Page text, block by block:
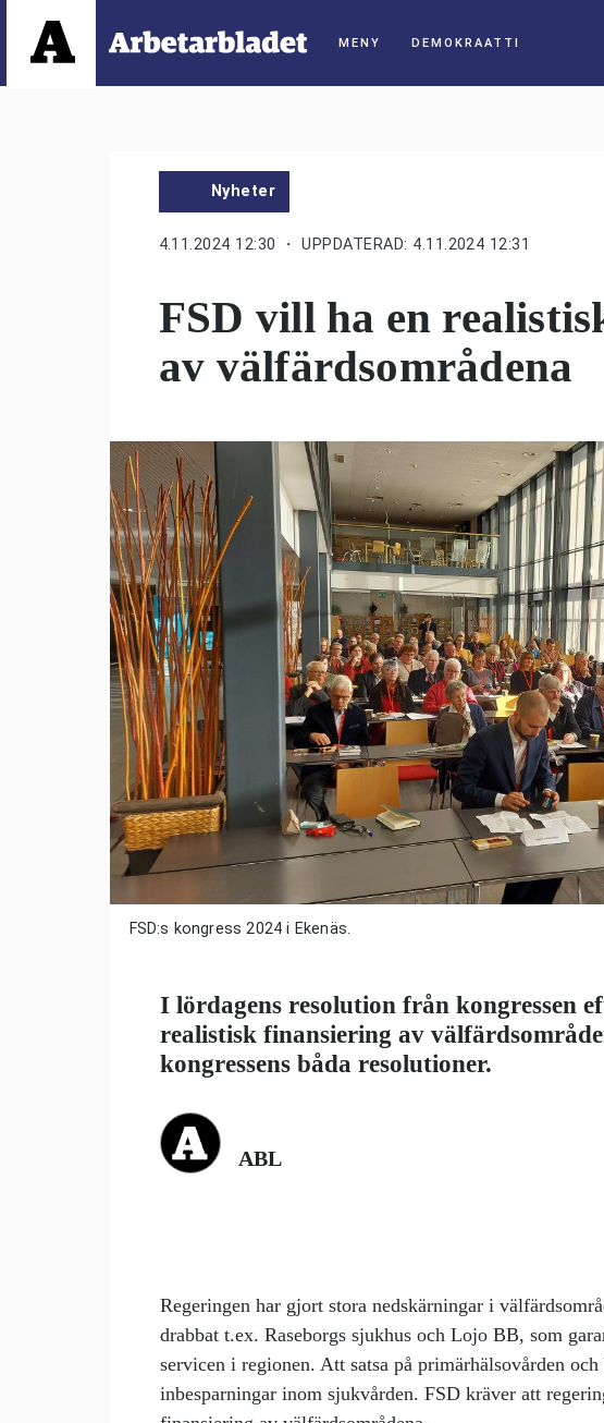
DEMOKRAATTI
Nyheter
4.11.2024 12:30 ・ UPPDATERAD: 4.11.2024 12:31
FSD vill ha en
av välfärdsområdena
FSD:s kongress 2024 i Ekenäs.
I lördagens resolution från kongressen
realistisk finansiering av
kongressens båda resolutioner.
ABL
Regeringen har gjort stora nedskärningar i
drabbat t.ex. Raseborgs sjukhus och Lojo BB, som
servicen i regionen. Att satsa på primärhälsovården
inbesparningar inom sjukvården. FSD kräver att